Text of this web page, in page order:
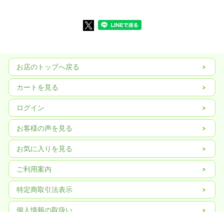
お店のトップへ戻る
カートを見る
ログイン
お客様の声を見る
お気に入りを見る
ご利用案内
特定商取引法表示
個人情報の取扱い